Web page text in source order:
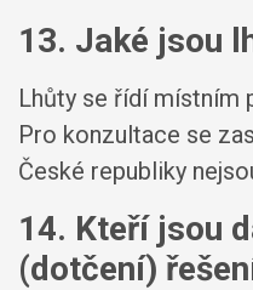
13. Jaké jsou
Lhůty se řídí místním
Pro konzultace se
České republiky
14. Kteří jsou
(dotčení)